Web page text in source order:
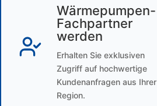
Wärmepumpen-
Fachpartner
werden
Erhalten Sie exklusiven
Zugriff auf hochwertige
Kundenanfragen aus Ihrer
Region.